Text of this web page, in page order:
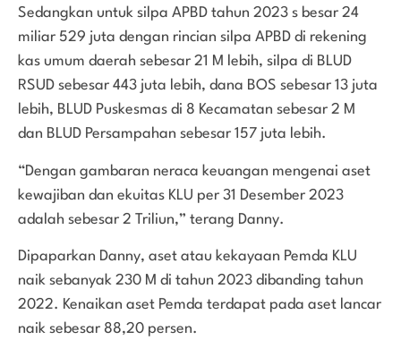
Sedangkan untuk silpa APBD tahun 2023 s besar 24
miliar 529 juta dengan rincian silpa APBD di rekening
kas umum daerah sebesar 21 M lebih, silpa di BLUD
RSUD sebesar 443 juta lebih, dana BOS sebesar 13 juta
lebih, BLUD Puskesmas di 8 Kecamatan sebesar 2 M
dan BLUD Persampahan sebesar 157 juta lebih.
“Dengan gambaran neraca keuangan mengenai aset
kewajiban dan ekuitas KLU per 31 Desember 2023
adalah sebesar 2 Triliun,” terang Danny.
Dipaparkan Danny, aset atau kekayaan Pemda KLU
naik sebanyak 230 M di tahun 2023 dibanding tahun
2022. Kenaikan aset Pemda terdapat pada aset lancar
naik sebesar 88,20 persen.